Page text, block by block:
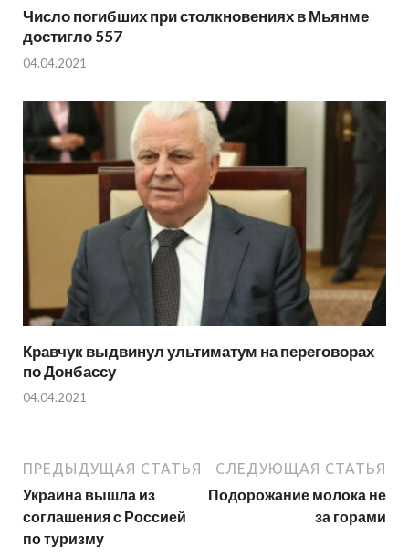
Число погибших при столкновениях в Мьянме
достигло 557
04.04.2021
Кравчук выдвинул ультиматум на переговорах
по Донбассу
04.04.2021
ПРЕДЫДУЩАЯ СТАТЬЯ
Украина вышла из
соглашения с Россией
по туризму
СЛЕДУЮЩАЯ СТАТЬЯ
Подорожание молока не
за горами